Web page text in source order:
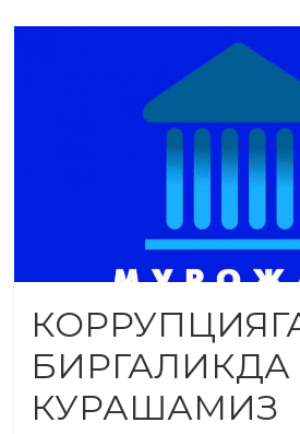
БИРГАЛИКДА
КУРАШАМИЗ